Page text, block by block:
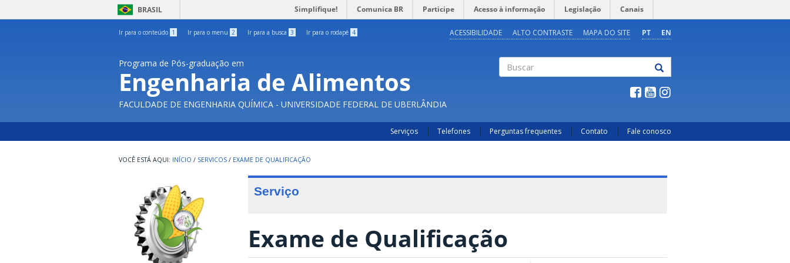
BRASIL Simplifique! Comunica BR Participe Acesso à informação Legislação Canais
Ir para o conteúdo 1 Ir para o menu 2 Ir para a busca 3 Ir para o rodapé 4 PT EN
ACESSIBILIDADE ALTO CONTRASTE MAPA DO SITE
Programa de Pós-graduação em
Engenharia de Alimentos
FACULDADE DE ENGENHARIA QUÍMICA - UNIVERSIDADE FEDERAL DE UBERLÂNDIA
Serviços Telefones Perguntas frequentes Contato Fale conosco
INÍCIO / SERVICOS / EXAME DE QUALIFICAÇÃO
Serviço
Exame de Qualificação